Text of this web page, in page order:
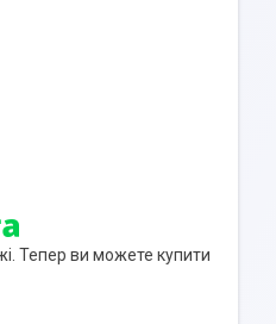
Тепер ви можете купити